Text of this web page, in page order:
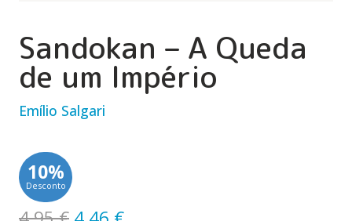
Sandokan – A Queda
de um Império
Emílio Salgari
10%
Desconto